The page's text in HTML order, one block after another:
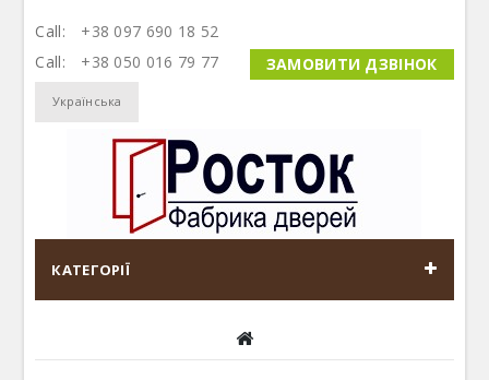
Українська
Call: +38 050 016 79 77
Call:
+38 097 690 18 52
ЗАМОВИТИ ДЗВІНОК
КАТЕГОРІЇ